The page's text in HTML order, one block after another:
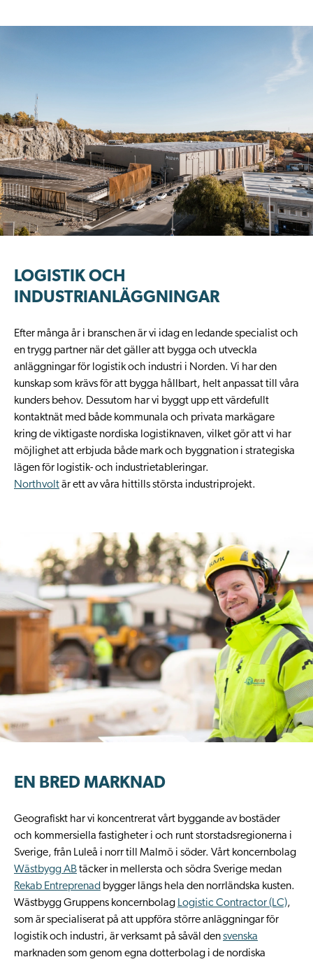
LOGISTIK OCH
INDUSTRIANLÄGGNINGAR
Efter många år i branschen är vi idag en ledande specialist och
en trygg partner när det gäller att bygga och utveckla
anläggningar för logistik och industri i Norden. Vi har den
kunskap som krävs för att bygga hållbart, helt anpassat till våra
kunders behov. Dessutom har vi byggt upp ett värdefullt
kontaktnät med både kommunala och privata markägare
kring de viktigaste nordiska logistiknaven, vilket gör att vi har
möjlighet att erbjuda både mark och byggnation i strategiska
lägen för logistik- och industrietableringar.
Northvoltär ett av våra hittills största industriprojekt.
EN BRED MARKNAD
Geografiskt har vi koncentrerat vårt byggande av bostäder
och kommersiella fastigheter i och runt storstadsregionerna i
Sverige, från Luleå i norr till Malmö i söder. Vårt koncernbolag
Wästbygg ABtäcker in mellersta och södra Sverige medan
Rekab Entreprenad bygger längs hela den norrländska kusten.
Wästbygg Gruppens koncernbolag Logistic Contractor (LC),
som är specialiserat på att uppföra större anläggningar för
logistik och industri, är verksamt på såväl densvenska
marknaden som genom egna dotterbolag i de nordiska